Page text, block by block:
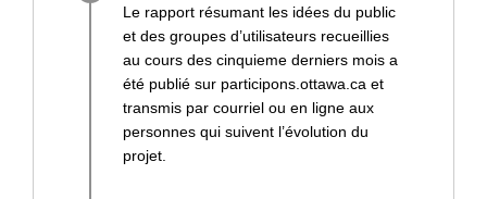
Le rapport résumant les idées du public
et des groupes d’utilisateurs recueillies
au cours des cinquieme derniers mois a
été publié sur participons.ottawa.ca et
transmis par courriel ou en ligne aux
personnes qui suivent l’évolution du
projet.